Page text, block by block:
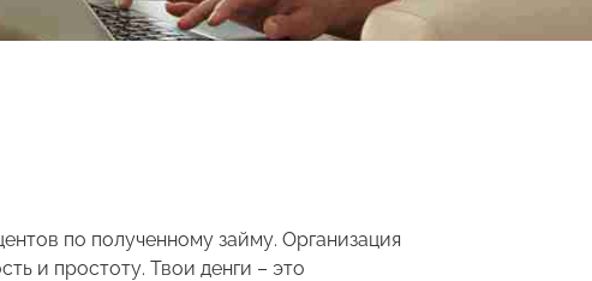
по полученному займу. Организация
и простоту. Твои денги – это